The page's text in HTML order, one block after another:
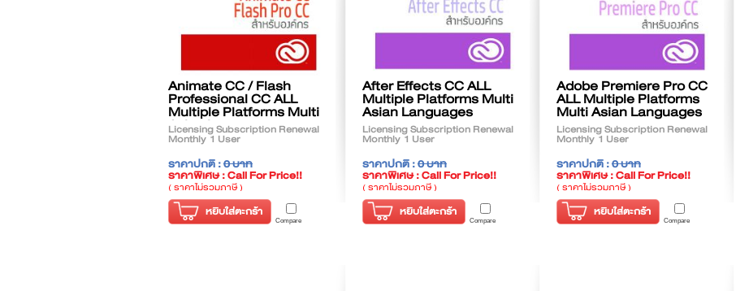
Animate CC / Flash
Professional CC ALL
Multiple Platforms Multi
Asian Languages
Licensing Subscription Renewal
Monthly 1 User
ราคาปกติ :0 บาท
ราคาพิเศษ : Call For Price!!
( ราคาไม่รวมภาษี )
หยิบใส่ตะกร้า
Compare
After Effects CC ALL
Multiple Platforms Multi
Asian Languages
Licensing Subscription Renewal
Monthly 1 User
ราคาปกติ :0 บาท
ราคาพิเศษ : Call For Price!!
( ราคาไม่รวมภาษี )
หยิบใส่ตะกร้า
Compare
Adobe Premiere Pro CC
ALL Multiple Platforms
Multi Asian Languages
Licensing Subscription Renewal
Monthly 1 User
ราคาปกติ :0 บาท
ราคาพิเศษ : Call For Price!!
( ราคาไม่รวมภาษี )
หยิบใส่ตะกร้า
Compare